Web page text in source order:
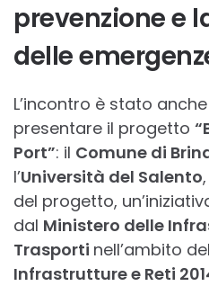
prevenzione e
delle
L’incontro è stato
presentare il progetto
Port”: il Comune di
l’Università del Salento
del progetto,
dal Ministero delle
Trasporti nell’ambito del
Infrastrutture e Reti